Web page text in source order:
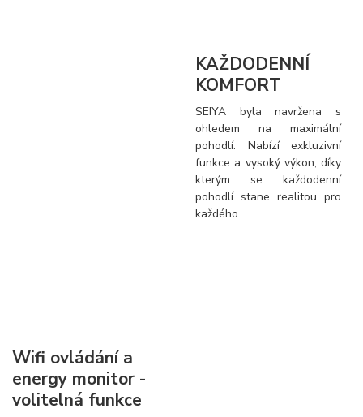
KAŽDODENNÍ
KOMFORT
SEIYA byla navržena s
ohledem na maximální
pohodlí. Nabízí exkluzivní
funkce a vysoký výkon, díky
kterým se každodenní
pohodlí stane realitou pro
každého.
Wifi ovládání a
energy monitor -
volitelná funkce